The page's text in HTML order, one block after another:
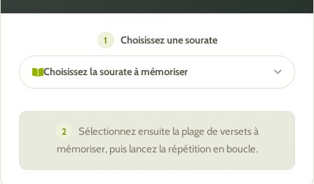
1 Choisissez une sourate
Choisissez la sourate à mémoriser
2
Sélectionnez ensuite la plage de versets à
mémoriser, puis lancez la répétition en boucle.